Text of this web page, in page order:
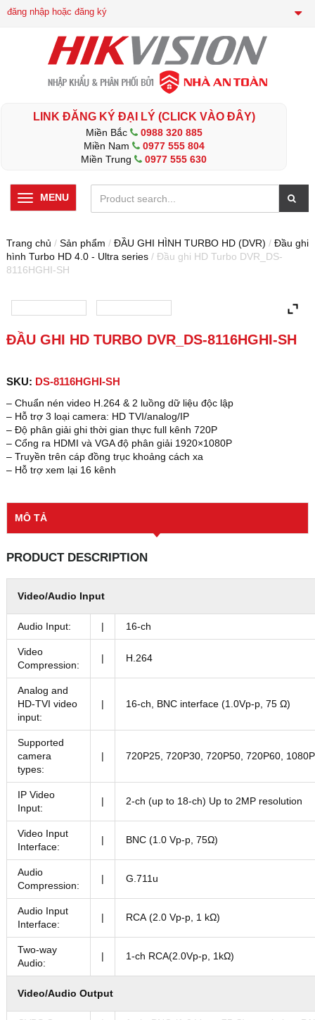
đăng nhập hoặc đăng ký
LINK ĐĂNG KÝ ĐẠI LÝ (CLICK VÀO ĐÂY)
Miền Bắc
0988 320 885
Miền Nam
0977 555 804
Miền Trung
0977 555 630
MENU
Trang chủ / Sản phẩm / ĐẦU GHI HÌNH TURBO HD (DVR) / Đầu ghi
hình Turbo HD 4.0 - Ultra series / Đầu ghi HD Turbo DVR_DS-
8116HGHI-SH
ĐẦU GHI HD TURBO DVR_DS-8116HGHI-SH
SKU: DS-8116HGHI-SH
– Chuẩn nén video H.264 & 2 luồng dữ liệu độc lập
– Hỗ trợ 3 loại camera: HD TVI/analog/IP
– Độ phân giải ghi thời gian thực full kênh 720P
– Cổng ra HDMI và VGA độ phân giải 1920×1080P
– Truyền trên cáp đồng trục khoảng cách xa
– Hỗ trợ xem lại 16 kênh
MÔ TẢ
PRODUCT DESCRIPTION
Video/Audio Input
Audio Input: | 16-ch
Video
Compression:
| H.264
Analog and
HD-TVI video
input:
| 16-ch, BNC interface (1.0Vp-p, 75 Ω)
Supported
camera
types:
| 720P25, 720P30, 720P50, 720P60,
IP Video
Input:
| 2-ch (up to 18-ch) Up to 2MP resolution
Video Input
Interface:
| BNC (1.0 Vp-p, 75Ω)
Audio
Compression:
| G.711u
Audio Input
Interface:
| RCA (2.0 Vp-p, 1 kΩ)
Two-way
Audio:
| 1-ch RCA(2.0Vp-p, 1kΩ)
Video/Audio Output